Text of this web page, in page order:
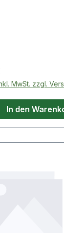
Preis:
MwSt. zzgl.
In den